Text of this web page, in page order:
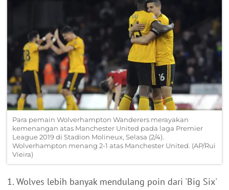
Para pemain Wolverhampton Wanderers merayakan
kemenangan atas Manchester United pada laga Premier
League 2019 di Stadion Molineux, Selasa (2/4).
Wolverhampton menang 2-1 atas Manchester United. (AP/Rui
Vieira)
1. Wolves lebih banyak mendulang poin dari 'Big Six'